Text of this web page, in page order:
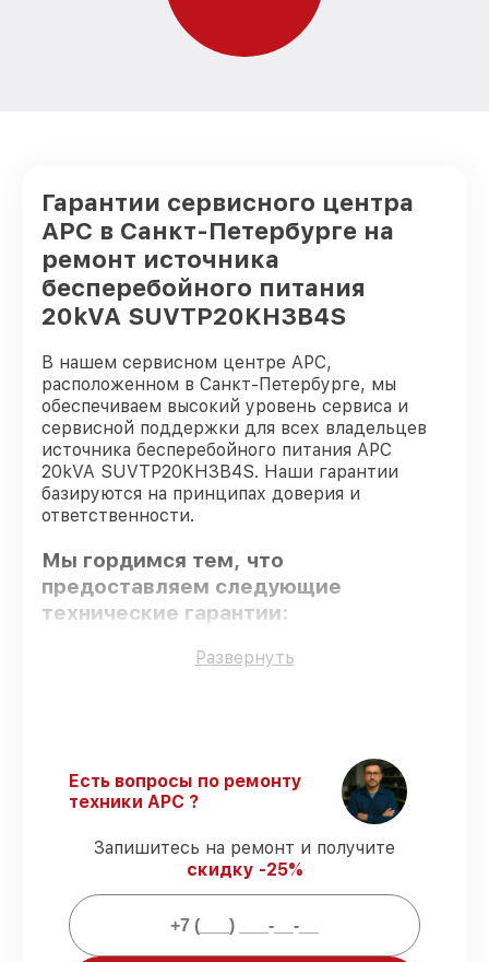
Гарантии сервисного центра
APC в Санкт-Петербурге на
ремонт источника
бесперебойного питания
20kVA SUVTP20KH3B4S
В нашем сервисном центре APC,
расположенном в Санкт-Петербурге, мы
обеспечиваем высокий уровень сервиса и
сервисной поддержки для всех владельцев
источника бесперебойного питания APC
20kVA SUVTP20KH3B4S. Наши гарантии
базируются на принципах доверия и
ответственности.
Мы гордимся тем, что
предоставляем следующие
технические гарантии:
Выполнение работ вовремя
–
гарантируем завершение работ без
Гарантийное обслуживание–
предоставляем официальное
гарантийное сопровождение после
восстановления.
Развернуть
Есть вопросы по ремонту
техники APC ?
Запишитесь на ремонт и получите
скидку -25%